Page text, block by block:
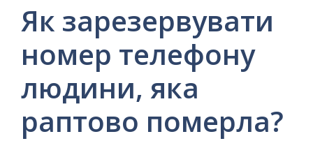
Як зарезервувати
номер телефону
людини, яка
раптово померла?